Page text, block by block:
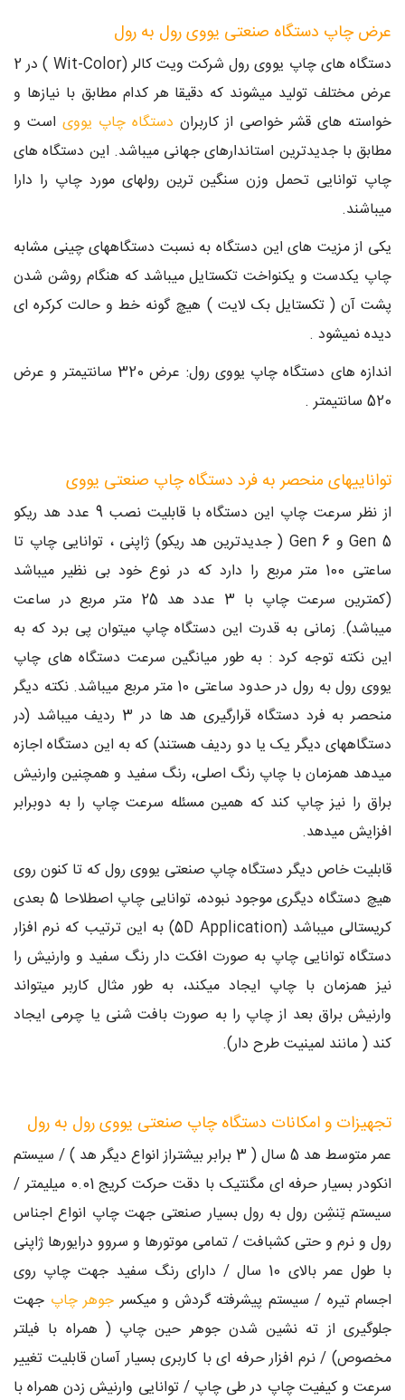
عرض چاپ دستگاه صنعتی یووی رول به رول
دستگاه های چاپ یووی رول شرکت ویت کالر (Wit-Color ) در 2
عرض مختلف تولید میشوند که دقیقا هر کدام مطابق با نیازها و
خواسته های قشر خواصی از کاربران دستگاه چاپ یووی است و
مطابق با جدیدترین استاندارهای جهانی میباشد. این دستگاه های
چاپ توانایی تحمل وزن سنگین ترین رولهای مورد چاپ را دارا
میباشند.
یکی از مزیت های این دستگاه به نسبت دستگاههای چینی مشابه
چاپ یکدست و یکنواخت تکستایل میباشد که هنگام روشن شدن
پشت آن ( تکستایل بک لایت ) هیچ گونه خط و حالت کرکره ای
دیده نمیشود .
اندازه های دستگاه چاپ یووی رول: عرض 320 سانتیمتر و عرض
520 سانتیمتر .
تواناییهای منحصر به فرد دستگاه چاپ صنعتی یووی
از نظر سرعت چاپ این دستگاه با قابلیت نصب 9 عدد هد ریکو
Gen 5 و Gen 6 ( جدیدترین هد ریکو) ژاپنی ، توانایی چاپ تا
ساعتی 100 متر مربع را دارد که در نوع خود بی نظیر میباشد
(کمترین سرعت چاپ با 3 عدد هد 25 متر مربع در ساعت
میباشد). زمانی به قدرت این دستگاه چاپ میتوان پی برد که به
این نکته توجه کرد : به طور میانگین سرعت دستگاه های چاپ
یووی رول به رول در حدود ساعتی 10 متر مربع میباشد. نکته دیگر
منحصر به فرد دستگاه قرارگیری هد ها در 3 ردیف میباشد (در
دستگاههای دیگر یک یا دو ردیف هستند) که به این دستگاه اجازه
میدهد همزمان با چاپ رنگ اصلی، رنگ سفید و همچنین وارنیش
براق را نیز چاپ کند که همین مسئله سرعت چاپ را به دوبرابر
افزایش میدهد.
قابلیت خاص دیگر دستگاه چاپ صنعتی یووی رول که تا کنون روی
هیچ دستگاه دیگری موجود نبوده، توانایی چاپ اصطلاحا 5 بعدی
کریستالی میباشد (5D Application) به این ترتیب که نرم افزار
دستگاه توانایی چاپ به صورت افکت دار رنگ سفید و وارنیش را
نیز همزمان با چاپ ایجاد میکند، به طور مثال کاربر میتواند
وارنیش براق بعد از چاپ را به صورت بافت شنی یا چرمی ایجاد
کند ( مانند لمینیت طرح دار).
تجهیزات و امکانات دستگاه چاپ صنعتی یووی رول به رول
عمر متوسط هد 5 سال ( 3 برابر بیشتراز انواع دیگر هد ) / سیستم
انکودر بسیار حرفه ای مگنتیک با دقت حرکت کریج 0.01 میلیمتر /
سیستم تِنشِن رول به رول بسیار صنعتی جهت چاپ انواع اجناس
رول و نرم و حتی کشبافت / تمامی موتورها و سروو درایورها ژاپنی
با طول عمر بالای 10 سال / دارای رنگ سفید جهت چاپ روی
اجسام تیره / سیستم پیشرفته گردش و میکسرجوهر چاپ جهت
جلوگیری از ته نشین شدن جوهر حین چاپ ( همراه با فیلتر
مخصوص) / نرم افزار حرفه ای با کاربری بسیار آسان قابلیت تغییر
سرعت و کیفیت چاپ در طی چاپ / توانایی وارنیش زدن همراه با